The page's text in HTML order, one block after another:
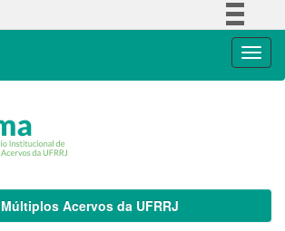
Acervos da UFRRJ